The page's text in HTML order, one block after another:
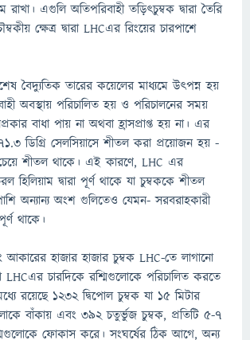
রাখা। এগুলি অতিপরিবাহী তড়িৎচুম্বক দ্বারা তৈরি
ক্ষেত্র দ্বারা LHCএর রিংয়ের চারপাশে
বৈদ্যুতিক তারের কয়েলের মাধ্যমে উৎপন্ন হয়
অবস্থায় পরিচালিত হয় ও পরিচালনের সময়
বাধা পায় না অথবা হ্রাসপ্রাপ্ত হয় না। এর
ডিগ্রি সেলসিয়াসে শীতল করা প্রয়োজন হয় -
চেয়ে শীতল থাকে। এই কারণে, LHC এর
হিলিয়াম দ্বারা পূর্ণ থাকে যা চুম্বককে শীতল
অন্যান্য অংশ গুলিতেও যেমন- সরবরাহকারী
থাকে।
আকারের হাজার হাজার চুম্বক LHC-তে লাগানো
চারদিকে রশ্মিগুলোকে পরিচালিত করতে
রয়েছে ১২৩২ দ্বিপোল চুম্বক যা ১৫ মিটার
বাঁকায় এবং ৩৯২ চতুর্ভুজ চুম্বক, প্রতিটি ৫-৭
ফোকাস করে। সংঘর্ষের ঠিক আগে, অন্য